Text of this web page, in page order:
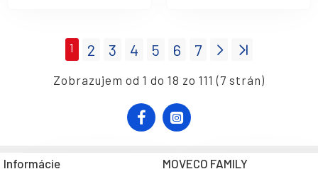
1 2 3 4 5 6 7
Zobrazujem od 1 do 18 zo 111 (7 strán)
Informácie MOVECO FAMILY